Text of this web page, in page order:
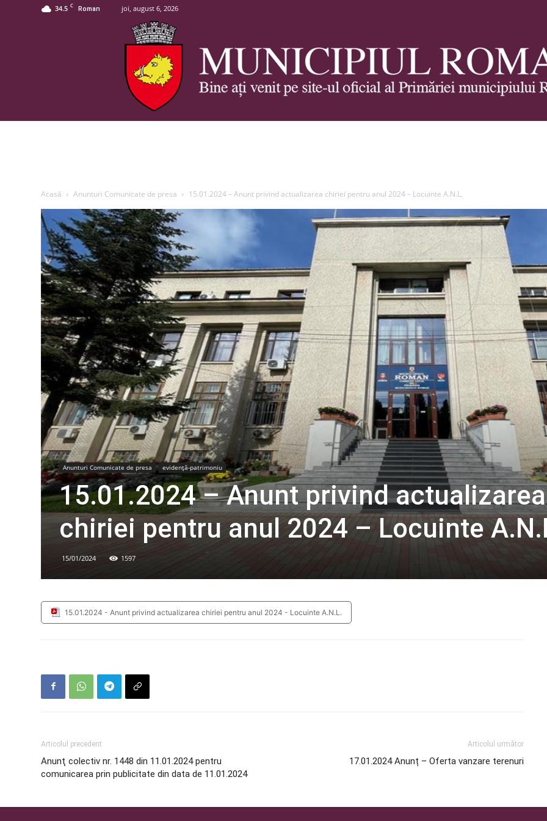
34.5 C Roman joi, august 6, 2026
Roman
Acasă Anunturi Comunicate de presa 15.01.2024 – Anunt privind actualizarea chiriei pentru anul 2024 – Locuinte A.N.L.
Anunturi Comunicate de presa evidență-patrimoniu
15.01.2024 – Anunt privind actualizarea
chiriei pentru anul 2024 – Locuinte
15/01/2024 1597
15.01.2024 - Anunt privind actualizarea chiriei pentru anul 2024 - Locuinte A.N.L.
Articolul precedent
Anunţ colectiv nr. 1448 din 11.01.2024 pentru
comunicarea prin publicitate din data de 11.01.2024
Articolul următor
17.01.2024 Anunț – Oferta vanzare terenuri